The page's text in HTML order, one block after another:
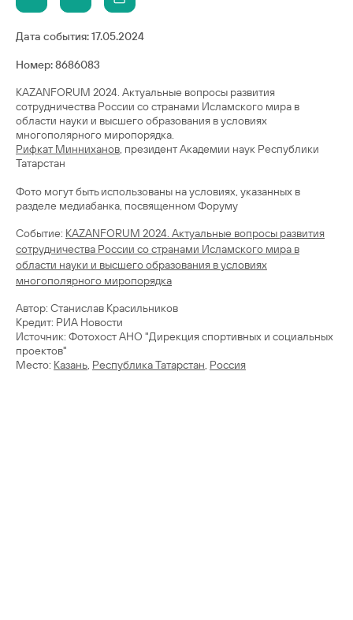
Дата события:17.05.2024
Номер: 8686083
KAZANFORUM 2024. Актуальные вопросы развития
сотрудничества России со странами Исламского мира в
области науки и высшего образования в условиях
Рифкат Минниханов, президент Академии наук Республики
Татарстан
Фото могут быть использованы на условиях, указанных в
разделе медиабанка, посвященном Форуму
Cобытие: KAZANFORUM 2024. Актуальные вопросы развития
сотрудничества России со странами Исламского мира в
области науки и высшего образования в условиях
многополярного миропорядка
Автор: Станислав Красильников
Кредит: РИА Новости
Источник: Фотохост АНО "Дирекция спортивных и социальных
проектов"
Место: Казань, Республика Татарстан, Россия